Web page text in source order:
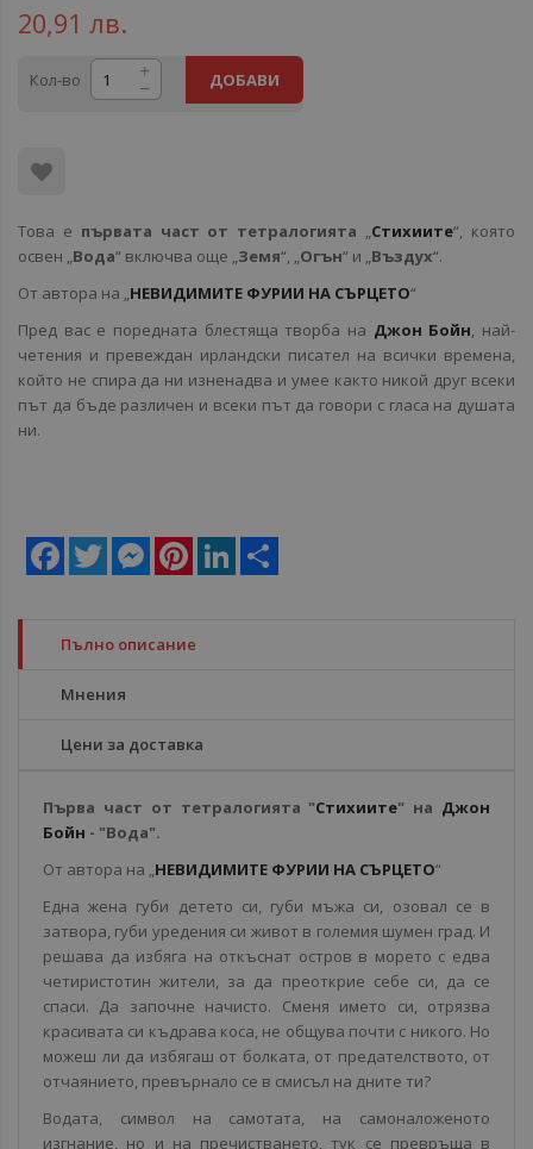
20,91 лв.
Кол-во ДОБАВИ
Това е първата част от тетралогията „Стихиите“, която
освен „Вода“ включва още „Земя“, „Огън“ и „Въздух“.
От автора на „НЕВИДИМИТЕ ФУРИИ НА СЪРЦЕТО“
Пред вас е поредната блестяща творба на Джон Бойн, най-
четения и превеждан ирландски писател на всички времена,
който не спира да ни изненадва и умее както никой друг всеки
път да бъде различен и всеки път да говори с гласа на душата
ни.
Facebook
Twitter MessengerPinterestLinkedIn
Пълно описание
Мнения
Цени за доставка
Първа част от тетралогията "Стихиите" на Джон
Бойн - "Вода".
От автора на „НЕВИДИМИТЕ ФУРИИ НА СЪРЦЕТО“
Една жена губи детето си, губи мъжа си, озовал се в
затвора, губи уредения си живот в големия шумен град. И
решава да избяга на откъснат остров в морето с едва
четиристотин жители, за да преоткрие себе си, да се
спаси. Да започне начисто. Сменя името си, отрязва
красивата си къдрава коса, не общува почти с никого. Но
можеш ли да избягаш от болката, от предателството, от
отчаянието, превърнало се в смисъл на дните ти?
Водата, символ на самотата, на самоналоженото
изгнание, но и на пречистването, тук се превръща в